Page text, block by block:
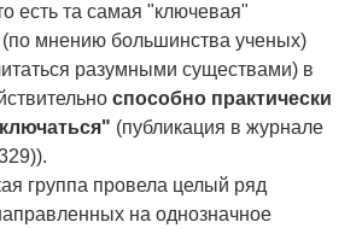
есть та самая "ключевая"
(по мнению большинства ученых)
разумными существами) в
способно практически
(публикация в журнале
группа провела целый ряд
на однозначное